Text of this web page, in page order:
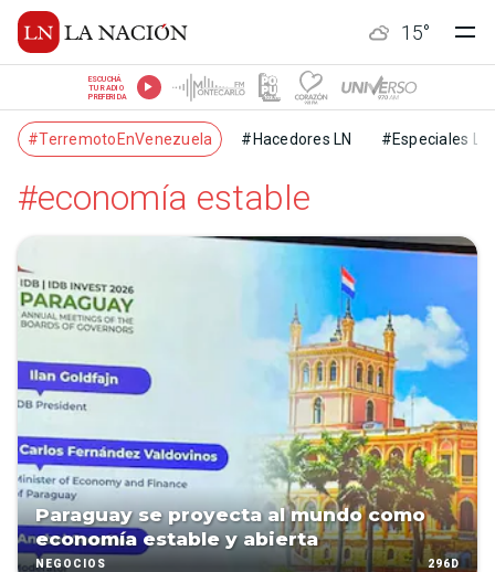
15°
ESCUCHÁ
TU RADIO
PREFERIDA
#TerremotoEnVenezuela #Hacedores LN #Especiales LN
#economía estable
Paraguay se proyecta al mundo como
economía estable y abierta
NEGOCIOS 296D